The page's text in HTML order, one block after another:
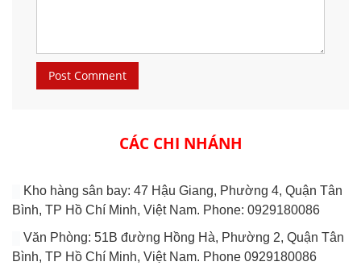
CÁC CHI NHÁNH
Kho hàng sân bay: 47 Hậu Giang, Phường 4, Quận Tân
Bình, TP Hồ Chí Minh, Việt Nam. Phone: 0929180086
Văn Phòng: 51B đường Hồng Hà, Phường 2, Quận Tân
Bình, TP Hồ Chí Minh, Việt Nam. Phone 0929180086